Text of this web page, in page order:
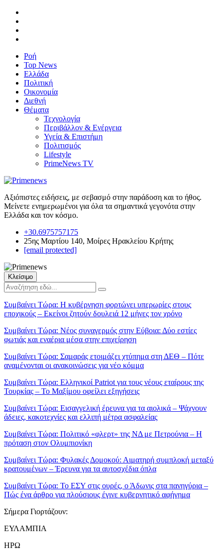
Ροή
Top News
Ελλάδα
Πολιτική
Οικονομία
Διεθνή
Θέματα
Τεχνολογία
Περιβάλλον & Ενέργεια
Υγεία & Επιστήμη
Πολιτισμός
Lifestyle
PrimeNews TV
Αξιόπιστες ειδήσεις, με σεβασμό στην παράδοση και το ήθος.
Μείνετε ενημερωμένοι για όλα τα σημαντικά γεγονότα στην
Ελλάδα και τον κόσμο.
+30.6975757175
25ης Μαρτίου 140, Μοίρες Ηρακλείου Κρήτης
[email protected]
Κλείσιμο
Συμβαίνει Τώρα: Η κυβέρνηση φορτώνει υπερωρίες στους
εποχικούς – Εκείνοι ζητούν δουλειά 12 μήνες τον χρόνο
Συμβαίνει Τώρα: Νέος συναγερμός στην Εύβοια: Δύο εστίες
φωτιάς και εναέρια μέσα στην επιχείρηση
Συμβαίνει Τώρα: Σαμαράς ετοιμάζει χτύπημα στη ΔΕΘ – Πότε
αναμένονται οι ανακοινώσεις για νέο κόμμα
Συμβαίνει Τώρα: Ελληνικοί Patriot για τους νέους εταίρους της
Τουρκίας – Το Μαξίμου οφείλει εξηγήσεις
Συμβαίνει Τώρα: Εισαγγελική έρευνα για τα αιολικά – Ψάχνουν
άδειες, κακοτεχνίες και ελλιπή μέτρα ασφαλείας
Συμβαίνει Τώρα: Πολιτικό «φλερτ» της ΝΔ με Πετρούνια – Η
πρόταση στον Ολυμπιονίκη
Συμβαίνει Τώρα: Φυλακές Δομοκού: Αιματηρή συμπλοκή μεταξύ
κρατουμένων – Έρευνα για τα αυτοσχέδια όπλα
Συμβαίνει Τώρα: Το ΕΣΥ στις ουρές, ο Άδωνις στα πανηγύρια –
Πώς ένα άρθρο για πλούσιους έγινε κυβερνητικό αφήγημα
Σήμερα Γιορτάζουν:
ΕΥΛΑΜΠΙΑ
ΗΡΩ